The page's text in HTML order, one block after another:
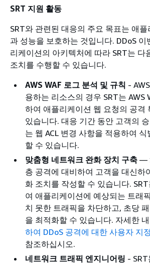
SRT 지원 활동
SRT와 관련된 대응의 주요 목표는 애
과 성능을 보호하는 것입니다. DDoS
리케이션의 아키텍처에 따라 SRT는 다
조치를 수행할 수 있습니다.
AWS WAF 로그 분석 및 규칙 -
용하는 리소스의 경우 SRT는 AWS
하여 애플리케이션 웹 요청의 공격
있습니다. 대응 기간 동안 고객의
는 웹 ACL 변경 사항을 적용하여
할 수 있습니다.
맞춤형 네트워크 완화 장치 구축 —
층 공격에 대비하여 고객을 대신하
화 조치를 작성할 수 있습니다.
여 애플리케이션에 예상되는 트래
치 못한 트래픽을 차단하고, 초당
을 최적화할 수 있습니다. 자세한
하여 DDoS 공격에 대한 사용자 지
참조하십시오.
네트워크 트래픽 엔지니어링 - SRT